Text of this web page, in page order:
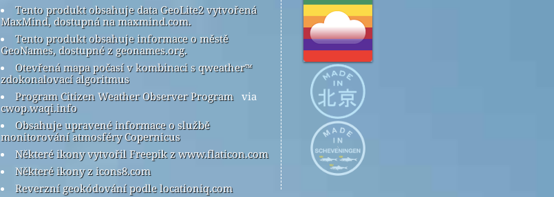
Tento produkt obsahuje data GeoLite2 vytvořená
MaxMind, dostupná na maxmind.com.
Tento produkt obsahuje informace o městě
GeoNames, dostupné z geonames.org.
Otevřená mapa počasí v kombinaci s qweather™
zdokonalovací algoritmus
Program Citizen Weather Observer Program via
cwop.waqi.info
Obsahuje upravené informace o službě
monitorování atmosféry Copernicus
Některé ikony vytvořil Freepik z www.flaticon.com
Některé ikony z icons8.com
Reverzní geokódování podle locationiq.com